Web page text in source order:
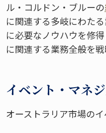
ル・コルドン・ブルーの
に関連する多岐にわた
に必要なノウハウを修
に関連する業務全般を
イベント・マネ
オーストラリア市場の